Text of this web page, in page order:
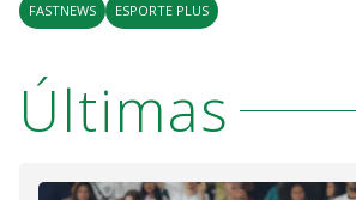
FASTNEWS
ESPORTE PLUS
Últimas